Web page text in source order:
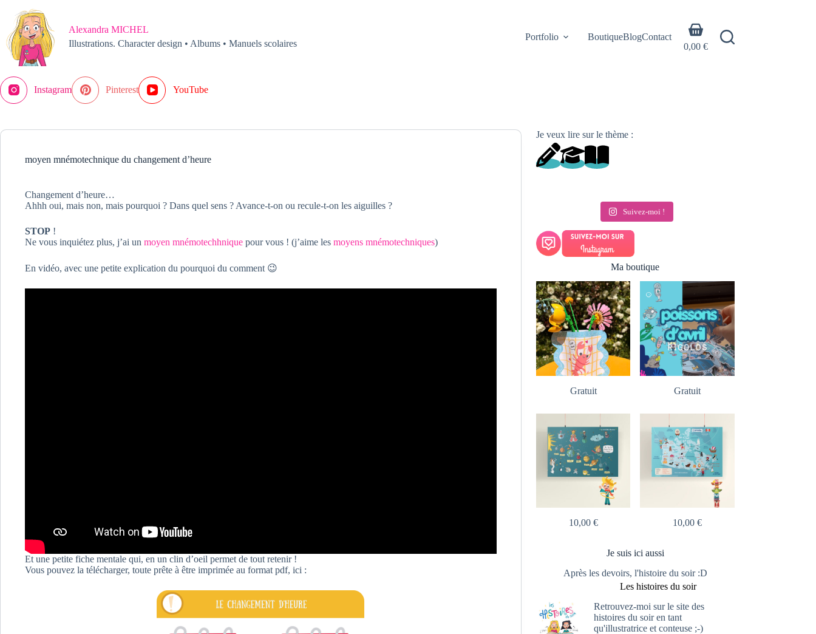
contenu
Alexandra MICHEL
Illustrations. Character design • Albums • Manuels scolaires
Portfolio BoutiqueBlogContact
Panier
d’achat
0,00 €
Instagram Pinterest YouTube
moyen mnémotechnique du changement d’heure
Changement d’heure…
Ahhh oui, mais non, mais pourquoi ? Dans quel sens ? Avance-t-on ou recule-t-on les aiguilles ?
STOP !
Ne vous inquiétez plus, j’ai un moyen mnémotechhnique pour vous ! (j’aime les moyens mnémotechniques)
En vidéo, avec une petite explication du pourquoi du comment 😉
Et une petite fiche mentale qui, en un clin d’oeil permet de tout retenir !
Vous pouvez la télécharger, toute prête à être imprimée au format pdf, ici :
Je veux lire sur le thème :
Suivez-moi !
Ma boutique
Gratuit Gratuit
10,00 € 10,00 €
Je suis ici aussi
Après les devoirs, l'histoire du soir :D
Les histoires du soir
Retrouvez-moi sur le sitedes
histoires du soiren tant
qu'illustratrice et conteuse ;-)